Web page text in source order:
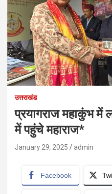
उत्तराखंड
प्रयागराज महाकुंभ में
में पहुंचे महाराज*
January 29, 2025 admin
Facebook